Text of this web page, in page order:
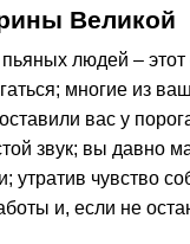
Великой
людей –
многие из
вас у
звук; вы давно
утратив чувство
и, если не